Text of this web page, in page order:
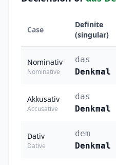
Case
Definite
(singular)
Nominativ
Nominative
das
Denkmal
Akkusativ
Accusative
das
Denkmal
Dativ
Dative
dem
Denkmal